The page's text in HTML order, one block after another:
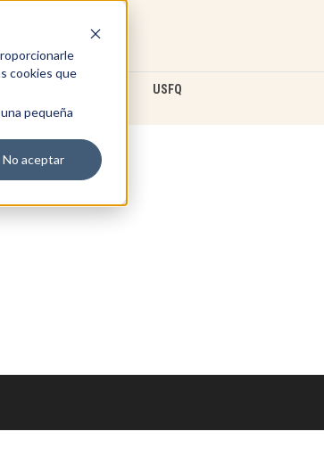
cookies que
pequeña
No aceptar
USFQ